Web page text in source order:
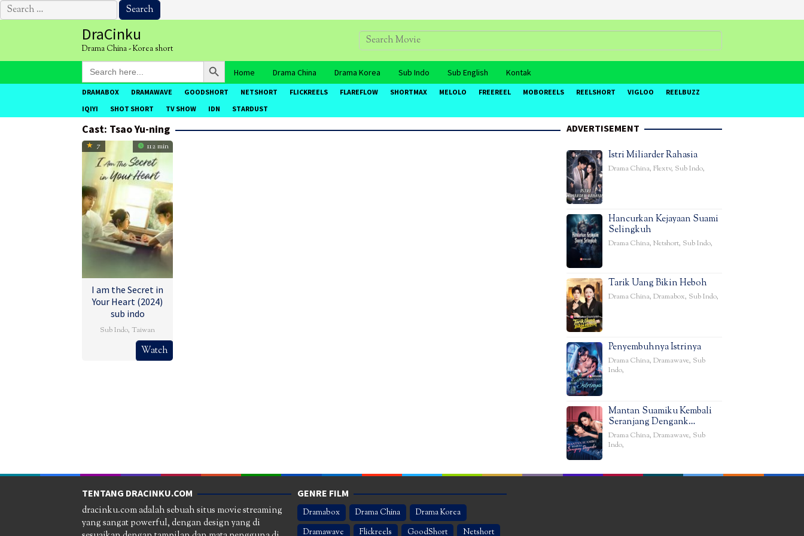
Search
for:
DraCinku
Drama China - Korea short
Search
for:
Search Button
Home Drama China Drama Korea Sub Indo Sub English Kontak
DRAMABOX DRAMAWAVE GOODSHORT NETSHORT FLICKREELS FLAREFLOW SHORTMAX MELOLO FREEREEL MOBOREELS REELSHORT VIGLOO
REELBUZZ
IQIYI
SHOT SHORT TV SHOW IDN STARDUST
Cast: Tsao Yu-ning
7 112 min
I am the Secret in
Your Heart (2024)
sub indo
Sub Indo, Taiwan
Aug
Meng-
Watch
ADVERTISEMENT
Istri Miliarder Rahasia
Drama China, Flextv, Sub Indo,
Hancurkan Kejayaan Suami
Selingkuh
Drama China, Netshort, Sub Indo,
Tarik Uang Bikin Heboh
Drama China, Dramabox, Sub Indo,
Penyembuhnya Istrinya
Drama China, Dramawave, Sub
Indo,
Mantan Suamiku Kembali
Seranjang Dengank…
Drama China, Dramawave, Sub
Indo,
TENTANG DRACINKU.COM
dracinku.com adalah sebuah situs movie streaming
yang sangat powerful, dengan design yang di
GENRE FILM
Dramabox Drama China
Drama Korea
Dramawave
Flickreels GoodShort Netshort